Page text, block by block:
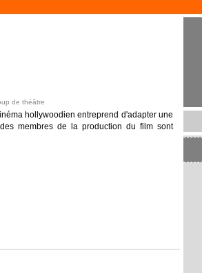
de théâtre
hollywoodien entreprend d'adapter une
membres de la production du film sont